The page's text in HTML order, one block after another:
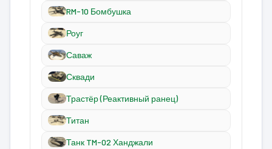
RM-10 Бомбушка
Роуг
Саваж
Сквади
Трастёр (Реактивный ранец)
Титан
Танк TM-02 Ханджали